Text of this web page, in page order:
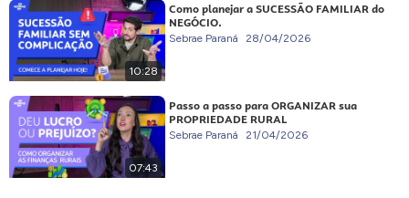
10:28
Como planejar a SUCESSÃO FAMILIAR do
NEGÓCIO.
Sebrae Paraná 28/04/2026
07:43
Passo a passo para ORGANIZAR sua
PROPRIEDADE RURAL
Sebrae Paraná 21/04/2026